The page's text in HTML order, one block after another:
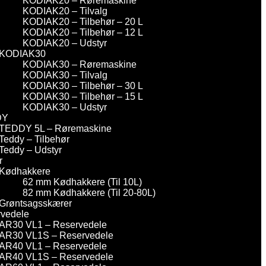
KODIAK20 – Tilvalg
KODIAK20 – Tilbehør – 20 L
KODIAK20 – Tilbehør – 12 L
KODIAK20 – Udstyr
KODIAK30
KODIAK30 – Røremaskine
KODIAK30 – Tilvalg
KODIAK30 – Tilbehør – 30 L
KODIAK30 – Tilbehør – 15 L
KODIAK30 – Udstyr
5L – Røremaskine
– Tilbehør
– Udstyr
Kødhakkere
62 mm Kødhakkere (Til 10L)
82 mm Kødhakkere (Til 20-80L)
VL1 – Reservedele
VL1S – Reservedele
VL1 – Reservedele
VL1S – Reservedele